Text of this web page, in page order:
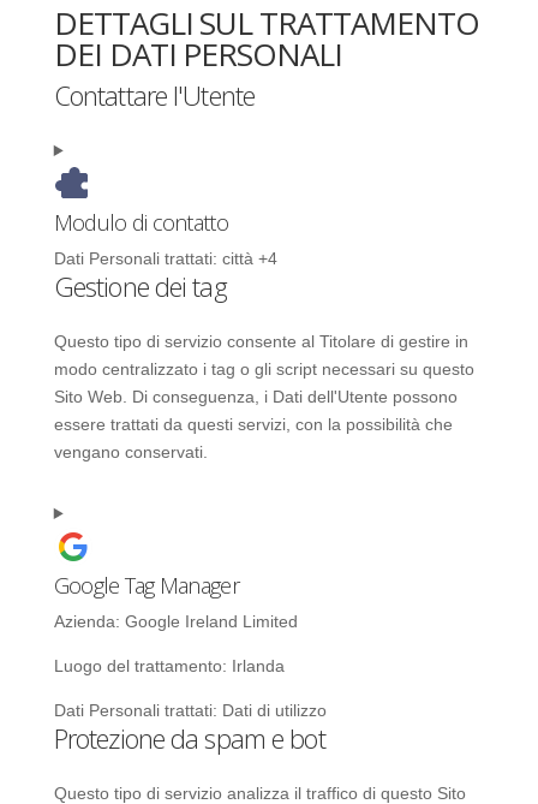
DETTAGLI SUL TRATTAMENTO
DEI DATI PERSONALI
Contattare l'Utente
Modulo di contatto
Dati Personali trattati: città +4
Gestione dei tag
Questo tipo di servizio consente al Titolare di gestire in
modo centralizzato i tag o gli script necessari su questo
Sito Web. Di conseguenza, i Dati dell'Utente possono
essere trattati da questi servizi, con la possibilità che
vengano conservati.
Google Tag Manager
Azienda: Google Ireland Limited
Luogo del trattamento: Irlanda
Dati Personali trattati: Dati di utilizzo
Protezione da spam e bot
Questo tipo di servizio analizza il traffico di questo Sito